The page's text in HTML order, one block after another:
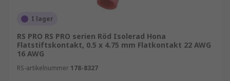
I lager
RS PRO RS PRO serien Röd Isolerad Hona
Flatstiftskontakt, 0.5 x 4.75 mm Flatkontakt 22 AWG
16 AWG
RS-artikelnummer 178-8327